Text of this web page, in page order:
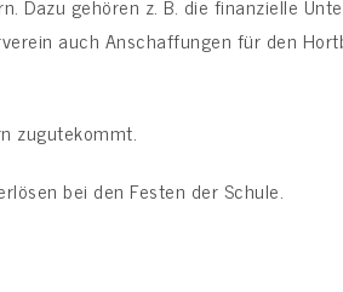
auch Anschaffungen für den
zugutekommt.
bei den Festen der Schule.